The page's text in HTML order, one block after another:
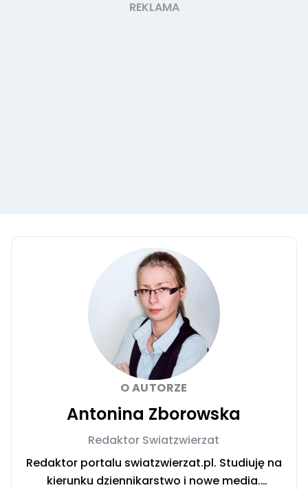
O AUTORZE
Antonina Zborowska
Redaktor Swiatzwierzat
Redaktor portalu swiatzwierzat.pl. Studiuję na
kierunku dziennikarstwo i nowe media.